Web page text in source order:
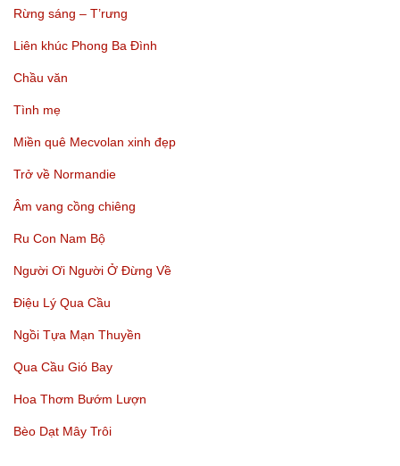
Rừng sáng – T’rưng
Liên khúc Phong Ba Đình
Chầu văn
Tình mẹ
Miền quê Mecvolan xinh đẹp
Trở về Normandie
Âm vang cồng chiêng
Ru Con Nam Bộ
Người Ơi Người Ở Đừng Về
Điệu Lý Qua Cầu
Ngồi Tựa Mạn Thuyền
Qua Cầu Gió Bay
Hoa Thơm Bướm Lượn
Bèo Dạt Mây Trôi